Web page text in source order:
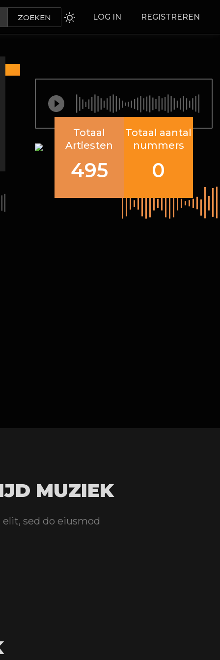
ZOEKEN LOG IN REGISTREREN
Totaal
Artiesten
495
Totaal aantal
nummers
0
MUZIEK
sed do eiusmod